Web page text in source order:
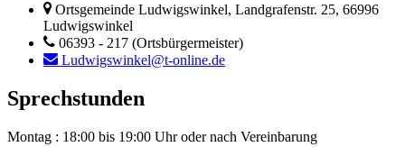
Ortsgemeinde Ludwigswinkel, Landgrafenstr. 25, 66996
Ludwigswinkel
06393 - 217 (Ortsbürgermeister)
Ludwigswinkel@t-online.de
Sprechstunden
Montag : 18:00 bis 19:00 Uhr oder nach Vereinbarung